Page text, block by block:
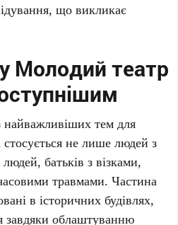
що викликає
Молодий театр
найважливіших тем для
не лише людей з
батьків з візками,
травмами. Частина
в історичних будівлях,
завдяки облаштуванню